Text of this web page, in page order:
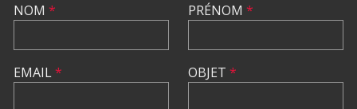
NOM *
EMAIL*
PRÉNOM *
OBJET *